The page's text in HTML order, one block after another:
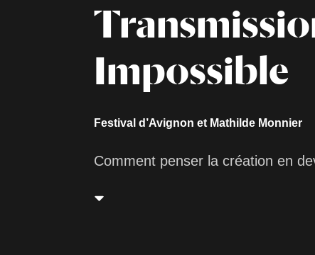
Impossible
Festival d’Avignon et Mathilde Monnier
Comment penser la création en